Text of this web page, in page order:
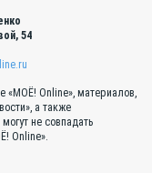
54
«МОЁ! Online», материалов,
а также
не совпадать
Online».